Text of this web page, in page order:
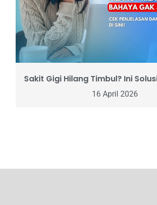
Sakit Gigi Hilang Timbul? Ini
16 April 2026